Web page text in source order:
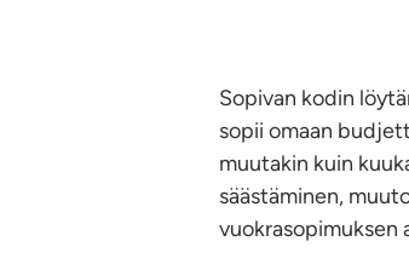
Sopivan kodin
sopii omaan
muutakin kuin
säästäminen,
vuokrasopimuksen